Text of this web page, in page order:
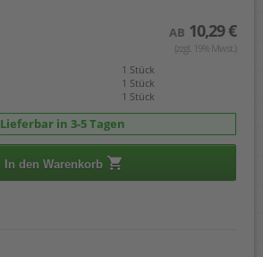
AB 10,29 €
(zzgl. 19% Mwst.)
1 Stück
1 Stück
1 Stück
Lieferbar in 3-5 Tagen
In den Warenkorb